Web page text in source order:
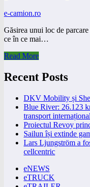
e-camion.ro
Găsirea unui loc de
ce în ce mai…
Read More
Recent Posts
DKV Mobility și
Blue River: 26.123
transport internațional
Proiectul Revoy
Sailun își extinde
Lars Ljungström a
cellcentric
eNEWS
eTRUCK